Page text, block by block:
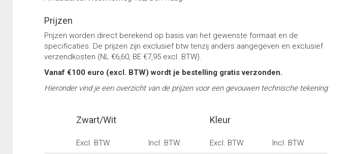
Prijzen
Prijzen worden direct berekend op basis van het gewenste formaat en de
specificaties. De prijzen zijn exclusief btw tenzij anders aangegeven en exclusief
verzendkosten (NL €6,60, BE €7,95 excl. BTW).
Vanaf €100 euro (excl. BTW) wordt je bestelling gratis verzonden.
Hieronder vind je een overzicht van de prijzen voor een gevouwen technische tekening
Zwart/Wit Kleur
Excl. BTW Incl. BTW. Excl. BTW Incl. BTW